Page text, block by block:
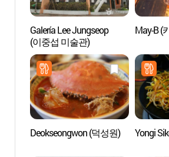
Galería Lee Jungseop
(이중섭 미술관)
May-B (
Deokseongwon (덕성원) Yongi